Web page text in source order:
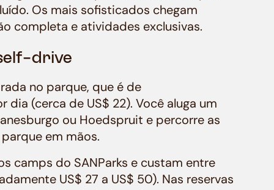
Os mais sofisticados chegam
completa e atividades exclusivas.
drive
no parque, que é de
(cerca de US$ 22). Você aluga um
ou Hoedspruit e percorre as
em mãos.
camps do SANParks e custam entre
US$ 27 a US$ 50). Nas reservas